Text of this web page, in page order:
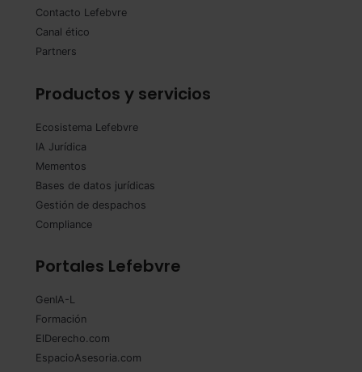
Contacto Lefebvre
Canal ético
Partners
Productos y servicios
Ecosistema Lefebvre
IA Jurídica
Mementos
Bases de datos jurídicas
Gestión de despachos
Compliance
Portales Lefebvre
GenIA-L
Formación
ElDerecho.com
EspacioAsesoria.com